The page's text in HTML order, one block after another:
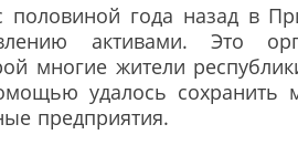
половиной года назад в
активами. Это
многие жители
удалось сохранить
предприятия.